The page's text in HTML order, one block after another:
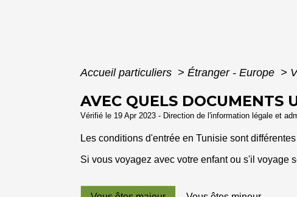
Accueil particuliers > Étranger - Europe >
AVEC QUELS DOCUMENTS
Vérifié le 19 Apr 2023 - Direction de l'information légale et
Les conditions d'entrée en Tunisie sont
Si vous voyagez avec votre enfant ou s'il voyage